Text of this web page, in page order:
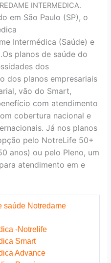
INTERMEDICA.
em São Paulo (SP), o
Intermédica (Saúde) e
planos de saúde do
dos
dos planos empresariais
vão do Smart,
com atendimento
cobertura nacional e
Já nos planos
pelo NotreLife 50+
anos) ou pelo Pleno, um
atendimento em e
saúde Notredame
-Notrelife
Smart
Advance